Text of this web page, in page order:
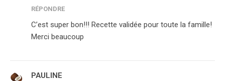
RÉPONDRE
C’est super bon!!! Recette validée pour toute la famille!
Merci beaucoup
PAULINE